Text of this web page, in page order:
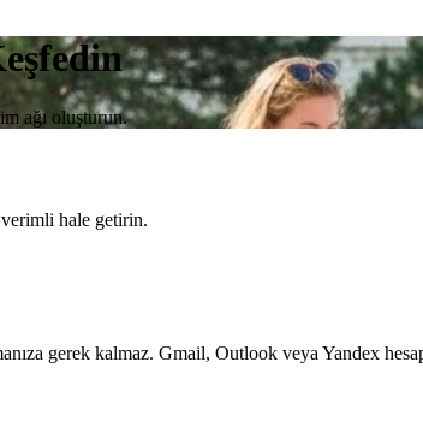
ağı oluşturun.
hale getirin.
gerek kalmaz. Gmail, Outlook veya Yandex